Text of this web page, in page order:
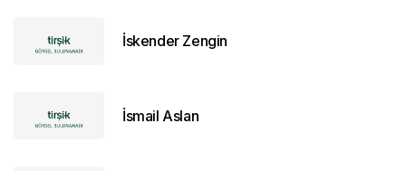
İskender Zengin
İsmail Aslan